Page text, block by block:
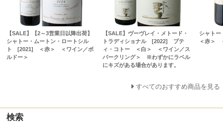
【SALE】【2～3営業日以降出荷】
シャトー・ムートン・ロートシル
ト [2021] ＜赤＞ ＜ワイン／ボ
ルドー＞
【SALE】ヴーヴレイ・メトード・
トラディショナル [2022] プテ
ィ・コトー ＜白＞ ＜ワイン／ス
パークリング＞ ※わずかにラベル
にキズがある場合があります。
シャト
＜赤＞
すべてのおすすめ商品を見る
検索